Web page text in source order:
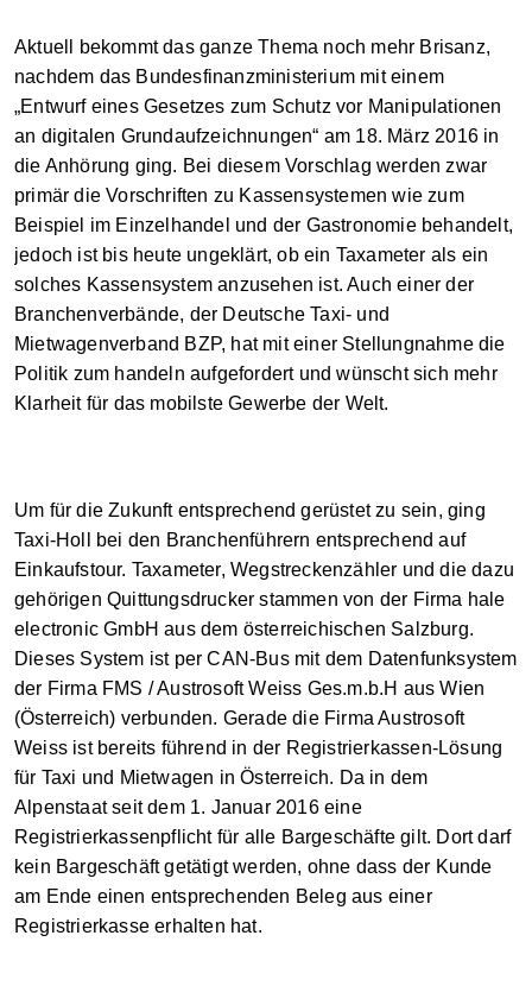
Aktuell bekommt das ganze Thema noch mehr Brisanz,
nachdem das Bundesfinanzministerium mit einem
„Entwurf eines Gesetzes zum Schutz vor Manipulationen
an digitalen Grundaufzeichnungen“ am 18. März 2016 in
die Anhörung ging. Bei diesem Vorschlag werden zwar
primär die Vorschriften zu Kassensystemen wie zum
Beispiel im Einzelhandel und der Gastronomie behandelt,
jedoch ist bis heute ungeklärt, ob ein Taxameter als ein
solches Kassensystem anzusehen ist. Auch einer der
Branchenverbände, der Deutsche Taxi- und
Mietwagenverband BZP, hat mit einer Stellungnahme die
Politik zum handeln aufgefordert und wünscht sich mehr
Klarheit für das mobilste Gewerbe der Welt.
Um für die Zukunft entsprechend gerüstet zu sein, ging
Taxi-Holl bei den Branchenführern entsprechend auf
Einkaufstour. Taxameter, Wegstreckenzähler und die dazu
gehörigen Quittungsdrucker stammen von der Firma hale
electronic GmbH aus dem österreichischen Salzburg.
Dieses System ist per CAN-Bus mit dem Datenfunksystem
der Firma FMS / Austrosoft Weiss Ges.m.b.H aus Wien
(Österreich) verbunden. Gerade die Firma Austrosoft
Weiss ist bereits führend in der Registrierkassen-Lösung
für Taxi und Mietwagen in Österreich. Da in dem
Alpenstaat seit dem 1. Januar 2016 eine
Registrierkassenpflicht für alle Bargeschäfte gilt. Dort darf
kein Bargeschäft getätigt werden, ohne dass der Kunde
am Ende einen entsprechenden Beleg aus einer
Registrierkasse erhalten hat.